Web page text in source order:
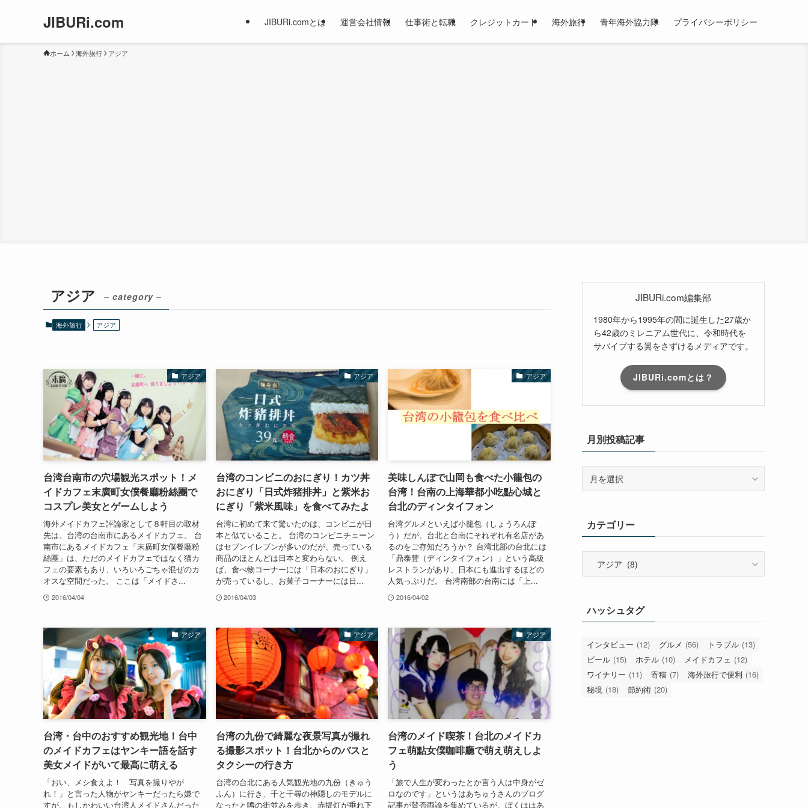
JIBURi.com JIBURi.comとは 運営会社情報 仕事術と転職 クレジットカード 海外旅行 青年海外協力隊 プライバシーポリシー
ホーム 海外旅行 アジア
アジア – category –
海外旅行 アジア
アジア
台湾台南市の穴場観光スポット！メ
イドカフェ末廣町女僕餐廳粉絲團で
コスプレ美女とゲームしよう
海外メイドカフェ評論家として８軒目の取材
先は、台湾の台南市にあるメイドカフェ。 台
南市にあるメイドカフェ「末廣町女僕餐廳粉
絲團」は、ただのメイドカフェではなく猫カ
フェの要素もあり、いろいろごちゃ混ぜのカ
オスな空間だった。 ここは「メイドさ...
2016/04/04
アジア
台湾のコンビニのおにぎり！カツ丼
おにぎり「日式炸猪排丼」と紫米お
にぎり「紫米風味」を食べてみたよ
台湾に初めて来て驚いたのは、コンビニが日
本と似ていること。 台湾のコンビニチェーン
はセブンイレブンが多いのだが、売っている
商品のほとんどは日本と変わらない。 例え
ば、食べ物コーナーには「日本のおにぎり」
が売っているし、お菓子コーナーには日...
2016/04/03
アジア
美味しんぼで山岡も食べた小籠包の
台湾！台南の上海華都小吃點心城と
台北のディンタイフォン
台湾グルメといえば小籠包（しょうろんぽ
う）だが、台北と台南にそれぞれ有名店があ
るのをご存知だろうか？ 台湾北部の台北には
「鼎泰豐（ディンタイフォン）」という高級
レストランがあり、日本にも進出するほどの
人気っぷりだ。 台湾南部の台南には「上...
2016/04/02
アジア
台湾・台中のおすすめ観光地！台中
のメイドカフェはヤンキー語を話す
美女メイドがいて最高に萌える
「おい、メシ食えよ！ 写真を撮りやが
れ！」と言った人物がヤンキーだったら嫌で
すが、もしかわいい台湾人メイドさんだった
アジア
台湾の九份で綺麗な夜景写真が撮れ
る撮影スポット！台北からのバスと
タクシーの行き方
台湾の台北にある人気観光地の九份（きゅう
ふん）に行き、千と千尋の神隠しのモデルに
なったと噂の街並みを歩き、赤提灯が垂れ下
アジア
台湾のメイド喫茶！台北のメイドカ
フェ萌點女僕咖啡廳で萌え萌えしよ
う
「旅で人生が変わったとか言う人は中身がゼ
ロなのです」というはあちゅうさんのブログ
記事が賛否両論を集めているが、ぼくははあ
JIBURi.com編集部
1980年から1995年の間に誕生した27歳か
ら42歳のミレニアム世代に、令和時代を
サバイブする翼をさずけるメディアです。
JIBURi.comとは？
月別投稿記事
記
事
カテゴリー
ーハッシュタグ
インタビュー (12) グルメ (56) トラブル (13)
ビール (15) ホテル (10) メイドカフェ (12)
ワイナリー (11) 寄稿 (7) 海外旅行で便利 (16)
秘境 (18) 節約術 (20)